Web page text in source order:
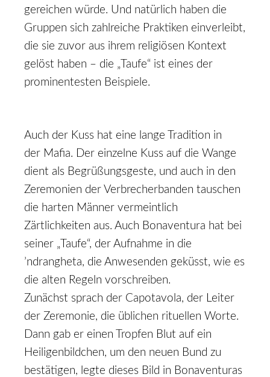
gereichen würde. Und natürlich haben die
Gruppen sich zahlreiche Praktiken einverleibt,
die sie zuvor aus ihrem religiösen Kontext
gelöst haben – die „Taufe“ ist eines der
prominentesten Beispiele.
Auch der Kuss hat eine lange Tradition in
der Mafia. Der einzelne Kuss auf die Wange
dient als Begrü­ßungsgeste, und auch in den
Zeremonien der Verbrecherbanden tauschen
die harten Männer vermeintlich
Zärtlichkeiten aus. Auch Bonaventura hat bei
seiner „Taufe“, der Aufnahme in die
’ndrangheta, die Anwesenden geküsst, wie es
die alten Regeln vorschreiben.
Zunächst sprach der Capotavola, der Leiter
der Zeremonie, die üblichen rituellen Worte.
Dann gab er einen Tropfen Blut auf ein
Heiligenbildchen, um den neuen Bund zu
bestätigen, legte dieses Bild in Bonaventuras